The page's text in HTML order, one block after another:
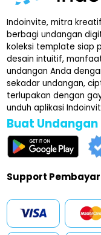
Indoinvite, mitra
berbagi undangan
koleksi template siap
desain intuitif,
undangan Anda
sekadar undangan,
terlupakan dengan
unduh aplikasi
Buat Undangan
Support